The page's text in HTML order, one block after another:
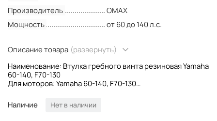
Производитель
OMAX
Мощность
от 60 до 140 л.с.
Описание товара (развернуть)
Наименование: Втулка гребного винта резиновая Yamaha
60-140, F70-130
Для моторов: Yamaha 60-140, F70-130
Количество шлицев: 15
OEM номера: 688-45981-00
Наличие Нет в наличии